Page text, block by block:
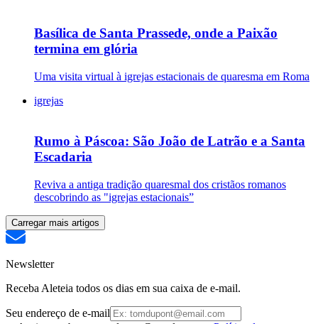
Basílica de Santa Prassede, onde a Paixão
termina em glória
Uma visita virtual à igrejas estacionais de quaresma em Roma
igrejas
Rumo à Páscoa: São João de Latrão e a Santa
Escadaria
Reviva a antiga tradição quaresmal dos cristãos romanos
descobrindo as "igrejas estacionais”
Carregar mais artigos
Newsletter
Receba Aleteia todos os dias em sua caixa de e-mail.
Seu endereço de e-mail